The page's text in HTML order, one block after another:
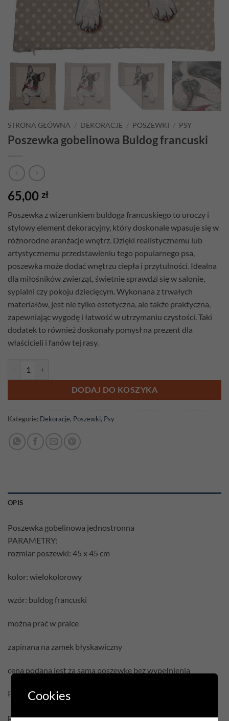
STRONA GŁÓWNA / DEKORACJE / POSZEWKI / PSY
Poszewka gobelinowa Buldog francuski
65,00 zł
Poszewka z wizerunkiem buldoga francuskiego to uroczy i
stylowy element dekoracyjny, który doskonale wpasuje się w
różnorodne aranżacje wnętrz. Dzięki realistycznemu lub
artystycznemu przedstawieniu tego popularnego psa,
poszewka może dodać wnętrzu ciepła i przytulności. Idealna
dla miłośników zwierząt, świetnie sprawdzi się w salonie,
sypialni czy pokoju dziecięcym. Wykonana z trwałych
materiałów, jest nie tylko estetyczna, ale także praktyczna,
zapewniając wygodę i łatwość w utrzymaniu czystości. Taki
dodatek to również doskonały pomysł na prezent dla
właścicieli i fanów tej rasy.
DODAJ DO KOSZYKA
Kategorie: Dekoracje, Poszewki, Psy
OPIS
Poszewka gobelinowa jednostronna
PARAMETRY:
rozmiar poszewki: 45 x 45 cm
kolor: wielokolorowy
wzór: buldog francuski
można prać w pralce
zapinana na zamek błyskawiczny
cena podana jest za samą poszewkę bez wypełnienia
Pielęgnacja:
prać w temperaturze 30°C
Cookies